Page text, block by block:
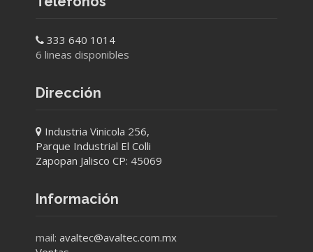
333 640 1014
6 lineas disponibles
Dirección
Industria Vinicola 256,
Parque Industrial El Colli
Zapopan Jalisco CP: 45069
Información
mail: avaltec@avaltec.com.mx